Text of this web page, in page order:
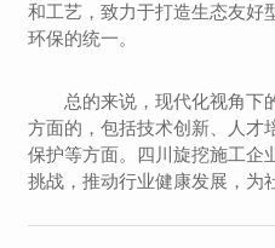
和工艺，致力于打造生态友好
环保的统一。
总的来说，现代化视角下
方面的，包括技术创新、人才
保护等方面。四川旋挖施工企
挑战，推动行业健康发展，为